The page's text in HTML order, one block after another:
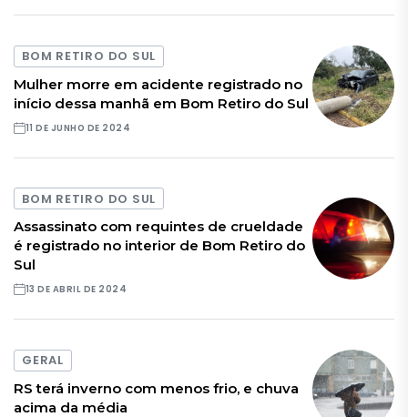
BOM RETIRO DO SUL
Mulher morre em acidente registrado no
início dessa manhã em Bom Retiro do Sul
11 DE JUNHO DE 2024
BOM RETIRO DO SUL
Assassinato com requintes de crueldade
é registrado no interior de Bom Retiro do
Sul
13 DE ABRIL DE 2024
GERAL
RS terá inverno com menos frio, e chuva
acima da média